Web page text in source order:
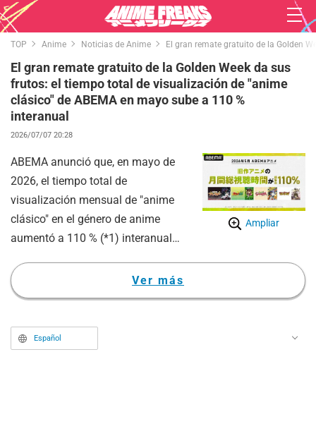
TOP Anime Noticias de Anime El gran remate gratuito de la Golden
El gran remate gratuito de la Golden Week da sus
frutos: el tiempo total de visualización de "anime
clásico" de ABEMA en mayo sube a 110 %
interanual
2026/07/07 20:28
Ampliar
ABEMA anunció que, en mayo de
2026, el tiempo total de
visualización mensual de "anime
clásico" en el género de anime
aumentó a 110 % (*1) interanual.
una investigación interna de la
empresa.
Ver más
Español